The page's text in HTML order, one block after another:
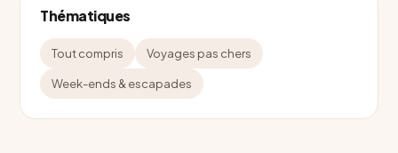
Thématiques
Tout compris Voyages pas chers
Week-ends & escapades